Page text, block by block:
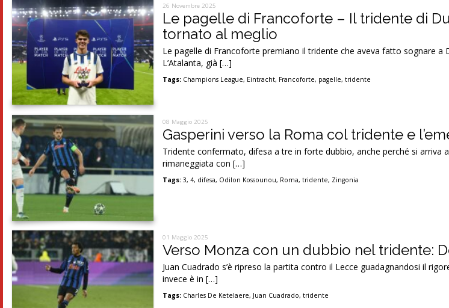
26 Novembre 2025
Le pagelle di Francoforte – Il tridente di
tornato al meglio
Le pagelle di Francoforte premiano il tridente che aveva fatto sognare a
L’Atalanta, già […]
Tags: Champions League, Eintracht, Francoforte, pagelle,tridente
08 Maggio 2025
Gasperini verso la Roma col tridente e
Tridente confermato, difesa a tre in forte dubbio, anche perché si arriva
rimaneggiata con […]
Tags: 3,4, difesa, Odilon Kossounou, Roma,tridente, Zingonia
01 Maggio 2025
Verso Monza con un dubbio nel tridente:
Juan Cuadrado s’è ripreso la partita contro il Lecce guadagnandosi il
invece è in […]
Tags: Charles De Ketelaere, Juan Cuadrado,tridente